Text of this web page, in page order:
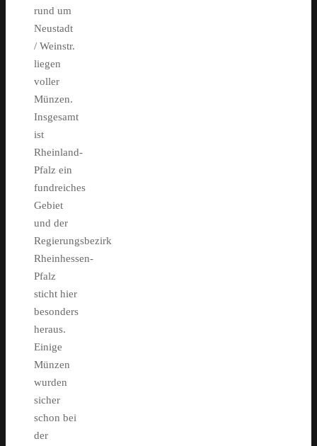
rund um
Neustadt
/ Weinstr.
liegen
voller
Münzen.
Insgesamt
ist
Rheinland-
Pfalz ein
fundreiches
Gebiet
und der
Regierungsbezirk
Rheinhessen-
Pfalz
sticht hier
besonders
heraus.
Einige
Münzen
wurden
sicher
schon bei
der